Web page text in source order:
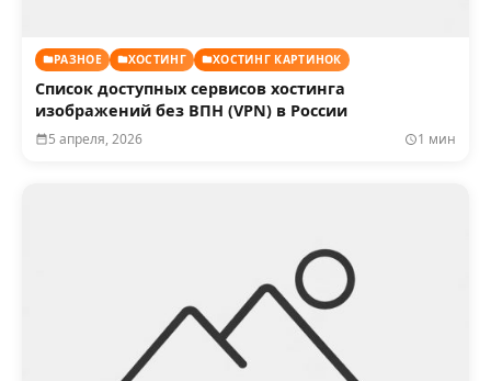
РАЗНОЕ ХОСТИНГ ХОСТИНГ КАРТИНОК
Список доступных сервисов хостинга
изображений без ВПН (VPN) в России
5 апреля, 2026 1 мин